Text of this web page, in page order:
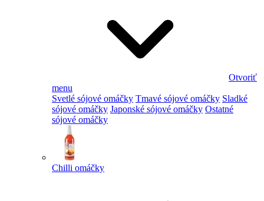
Otvoriť
menu
Svetlé sójové omáčky Tmavé sójové omáčky Sladké
sójové omáčky Japonské sójové omáčky Ostatné
sójové omáčky
Chilli omáčky